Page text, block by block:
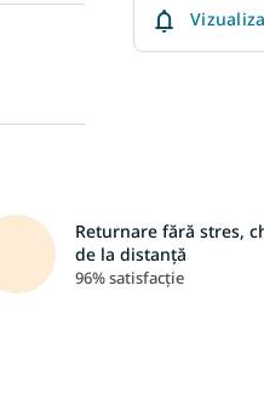
Returnare fără stres,
de la distanță
96% satisfacție